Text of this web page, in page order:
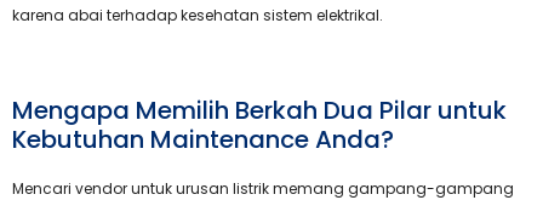
karena abai terhadap kesehatan sistem elektrikal.
Mengapa Memilih Berkah Dua Pilar untuk
Kebutuhan Maintenance Anda?
Mencari vendor untuk urusan listrik memang gampang-gampang